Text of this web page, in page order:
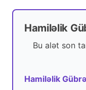
Hamiləlik
Bu alət son
Hamiləlik